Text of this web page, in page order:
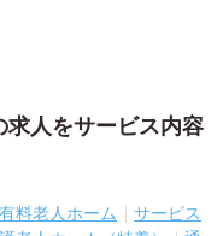
人をサービス内容
有料老人ホーム
サービス